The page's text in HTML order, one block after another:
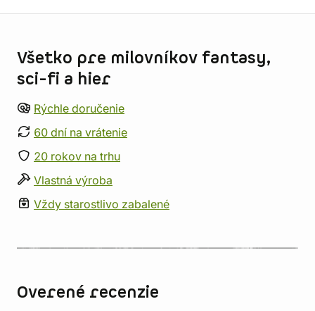
Všetko pre milovníkov fantasy,
sci-fi a hier
Rýchle doručenie
60 dní na vrátenie
20 rokov na trhu
Vlastná výroba
Vždy starostlivo zabalené
Overené recenzie